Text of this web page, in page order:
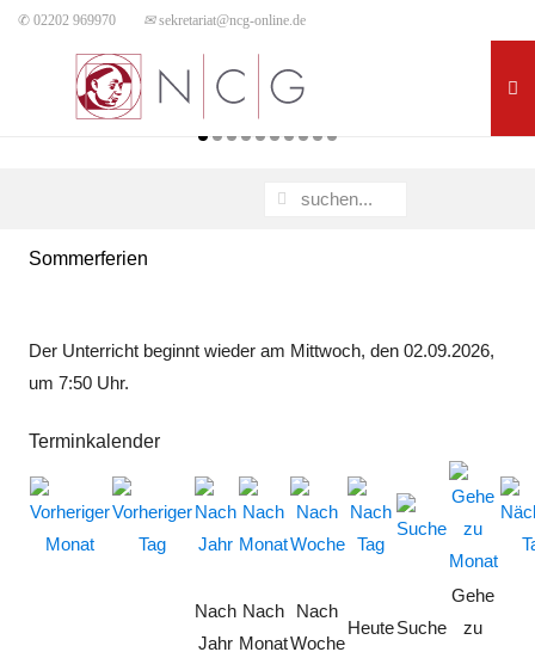
✆ 02202 969970 ✉sekretariat@ncg-online.de
Sommerferien
Der Unterricht beginnt wieder am Mittwoch, den 02.09.2026,
um 7:50 Uhr.
Terminkalender
Nach
Jahr
Nach
Monat
Nach
Woche
HeuteSuche
Gehe
zu